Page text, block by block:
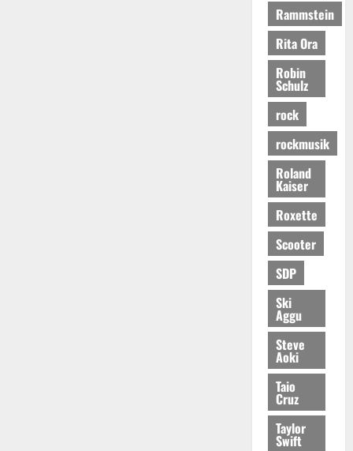
Rammstein
Rita Ora
Robin
Schulz
rock
rockmusik
Roland
Kaiser
Roxette
Scooter
SDP
Ski
Aggu
Steve
Aoki
Taio
Cruz
Taylor
Swift